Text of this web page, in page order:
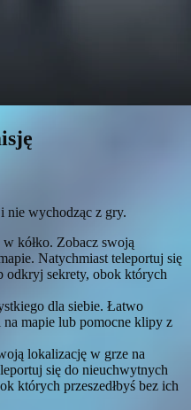
nie wychodząc z gry.
w kółko. Zobacz swoją
Natychmiast teleportuj się
sekrety, obok których
dla siebie. Łatwo
mapie lub pomocne klipy z
lokalizację w grze na
się do nieuchwytnych
których przeszedłbyś bez ich